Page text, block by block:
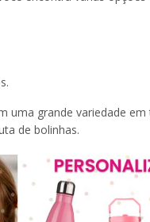
uma grande variedade
de bolinhas.